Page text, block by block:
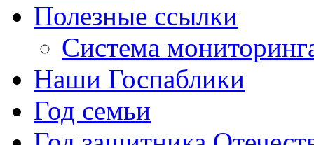
Полезные ссылки
Система
Наши Госпаблики
Год семьи